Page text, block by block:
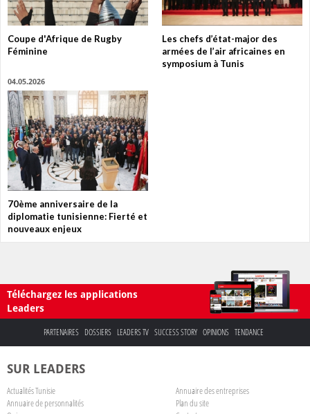
Coupe d'Afrique de Rugby
Féminine
Les chefs d’état-major des
armées de l’air africaines en
symposium à Tunis
04.05.2026
70ème anniversaire de la
diplomatie tunisienne: Fierté et
nouveaux enjeux
Téléchargez les applications
Leaders
PARTENAIRES DOSSIERS LEADERS TV SUCCESS STORY OPINIONS TENDANCE
SUR LEADERS
Actualités Tunisie
Annuaire des entreprises
Annuaire de personnalités
Plan du site